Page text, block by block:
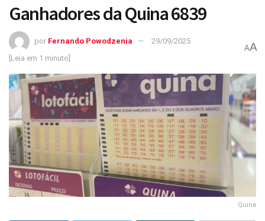
Ganhadores da Quina 6839
por Fernando Powodzenia
29/09/2025
[Leia em 1 minuto]
AA
Quina